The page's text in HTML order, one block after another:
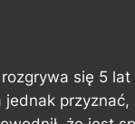
się 5
jednak przyznać,